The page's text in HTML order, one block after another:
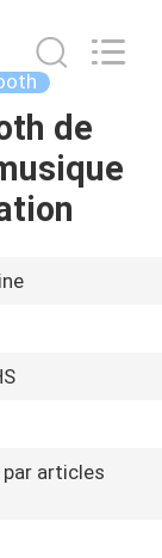
de
par articles